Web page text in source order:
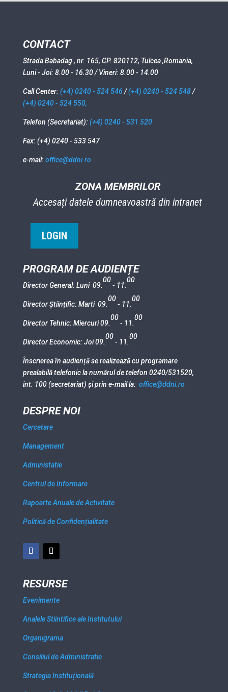
CONTACT
Strada Babadag , nr. 165, CP. 820112, Tulcea ,Romania,
Luni - Joi: 8.00 - 16.30 / Vineri: 8.00 - 14.00
Call Center: (+4) 0240 - 524 546/(+4) 0240 - 524 548/
(+4) 0240 - 524 550,
Telefon (Secretariat): (+4) 0240 - 531 520
Fax: (+4) 0240 - 533 547
e-mail: office@ddni.ro
ZONA MEMBRILOR
Accesați datele dumneavoastră din intranet
LOGIN
PROGRAM DE AUDIENȚE
Director General: Luni 09.
00
- 11.
00
Director Științific: Marti 09.
00
- 11.
00
Director Tehnic: Miercuri 09.
00
- 11.
00
Director Economic: Joi 09.
00
- 11.
00
Înscrierea în audiență se realizează cu programare
prealabilă telefonic la numărul de telefon 0240/531520,
int. 100 (secretariat) și prin e-mail la: office@ddni.ro
DESPRE NOI
Cercetare
Management
Administatie
Centrul de Informare
Rapoarte Anuale de Activitate
Politică de Confidențialitate
RESURSE
Evenimente
Analele Stiintifice ale Institutului
Organigrama
Consiliul de Administratie
Strategia Instituțională